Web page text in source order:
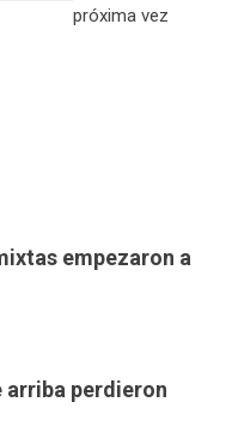
próxima vez
empezaron a
arriba perdieron